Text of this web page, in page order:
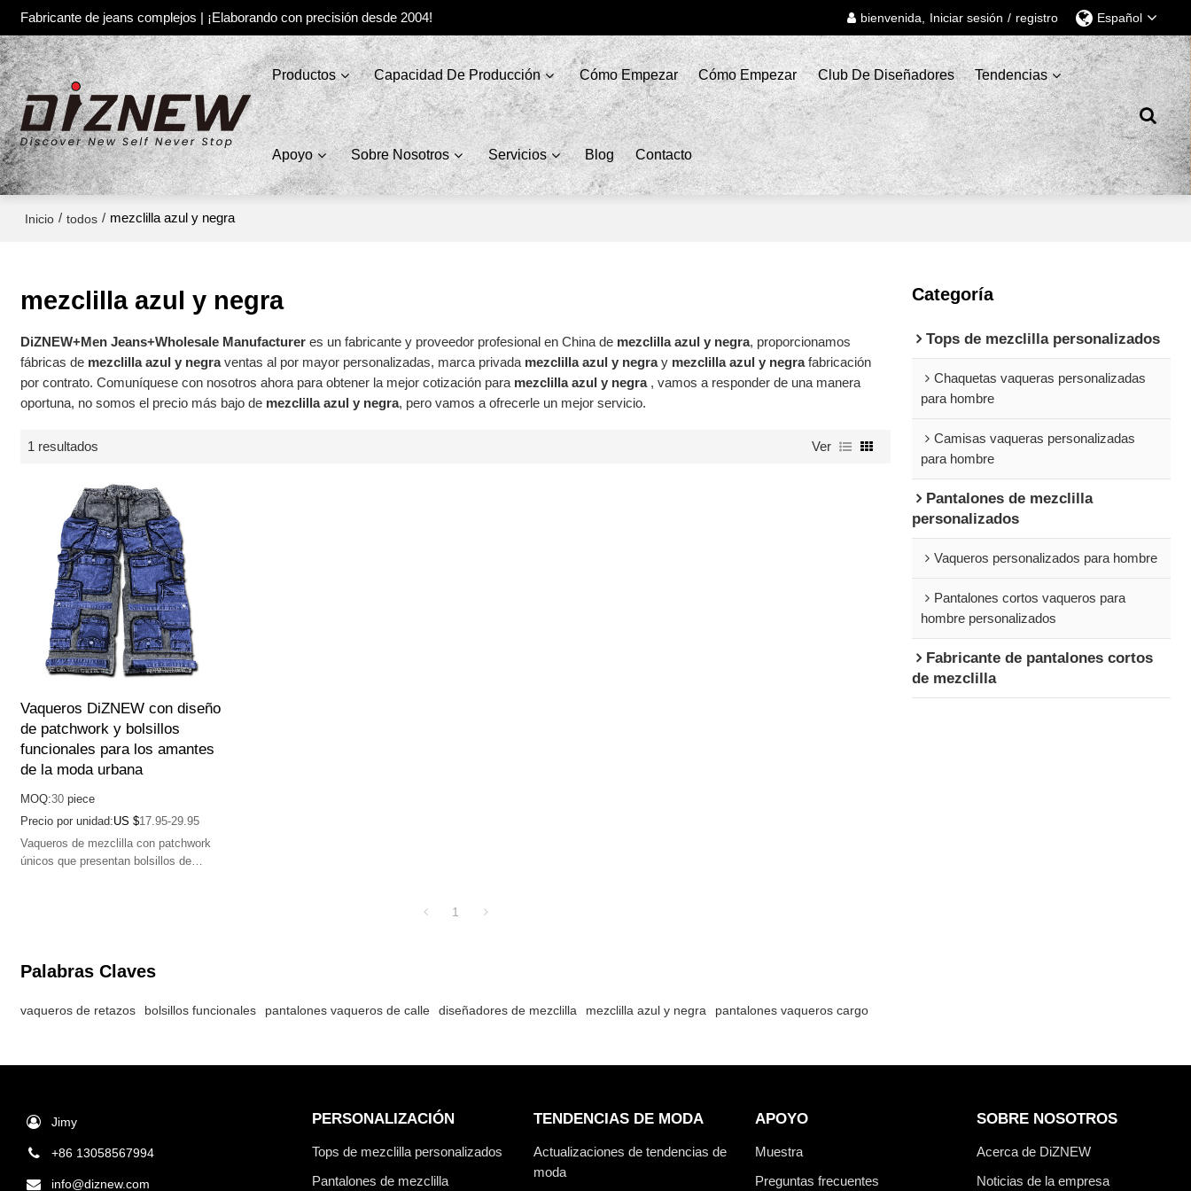
Fabricante de jeans complejos | ¡Elaborando con precisión desde 2004! bienvenida, Iniciar sesión / registro Español
Productos Capacidad De Producción Cómo Empezar Cómo Empezar Club De Diseñadores Tendencias
Apoyo Sobre Nosotros Servicios Blog Contacto
Inicio / todos / mezclilla azul y negra
mezclilla azul y negra
DiZNEW+Men Jeans+Wholesale Manufacturer es un fabricante y proveedor profesional en China de mezclilla azul y negra, proporcionamos
fábricas de mezclilla azul y negraventas al por mayor personalizadas, marca privada mezclilla azul y negray mezclilla azul y negrafabricación
por contrato. Comuníquese con nosotros ahora para obtener la mejor cotización para mezclilla azul y negra, vamos a responder de una manera
oportuna, no somos el precio más bajo de mezclilla azul y negra, pero vamos a ofrecerle un mejor servicio.
1 resultados Ver
Vaqueros DiZNEW con diseño
de patchwork y bolsillos
funcionales para los amantes
de la moda urbana
MOQ:30 piece
Precio por unidad:US $17.95-29.95
Vaqueros de mezclilla con patchwork
únicos que presentan bolsillos de
1
Palabras Claves
vaqueros de retazos bolsillos funcionales pantalones vaqueros de calle diseñadores de mezclilla mezclilla azul y negra pantalones vaqueros cargo
Categoría
Tops de mezclilla personalizados
Chaquetas vaqueras personalizadas
para hombre
Camisas vaqueras personalizadas
para hombre
Pantalones de mezclilla
personalizados
Vaqueros personalizados para hombre
Pantalones cortos vaqueros para
hombre personalizados
Fabricante de pantalones cortos
de mezclilla
Jimy
+86 13058567994
info@diznew.com
PERSONALIZACIÓN
Tops de mezclilla personalizados
Pantalones de mezclilla
TENDENCIAS DE MODA
Actualizaciones de tendencias de
moda
APOYO
Muestra
Preguntas frecuentes
SOBRE NOSOTROS
Acerca de DiZNEW
Noticias de la empresa